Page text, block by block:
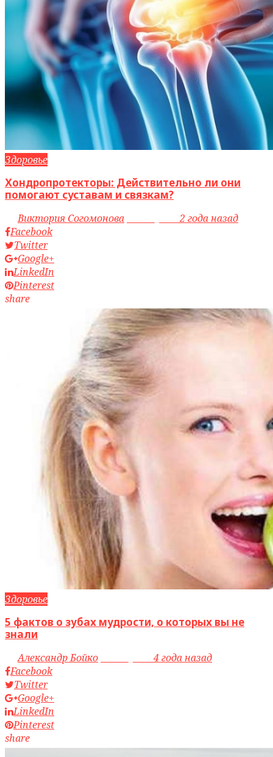
Здоровье
Хондропротекторы: Действительно ли они
помогают суставам и связкам?
byВиктория Согомонова access_time2 года назад
Facebook
Twitter
Google+
LinkedIn
Pinterest
share
Здоровье
5 фактов о зубах мудрости, о которых вы не
знали
byАлександр Бойко
4 года назад
Facebook
Twitter
Google+
LinkedIn
Pinterest
share